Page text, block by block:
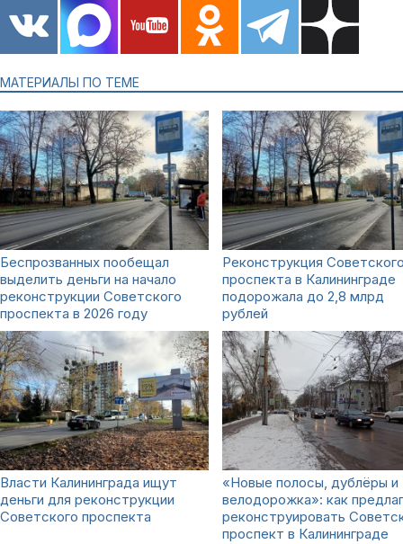
МАТЕРИАЛЫ ПО ТЕМЕ
Беспрозванных пообещал
выделить деньги на начало
реконструкции Советского
проспекта в 2026 году
Реконструкция
проспекта в Калининграде
подорожала до 2,8 млрд
рублей
Власти Калининграда ищут
деньги для реконструкции
Советского проспекта
«Новые полосы, дублёры и
велодорожка»: как
реконструировать
проспект в Калининграде